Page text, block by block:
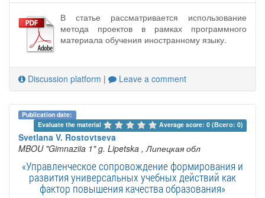
В статье рассматривается использование
метода проектов в рамках программного
материала обучения иностранному языку.
Discussion platform | Leave a comment
Publication date:
Evaluate the material
Average score: 0 (Всего: 0)
Svetlana V. Rostovtseva
MBOU "Gimnaziia 1" g. Lipetska , Липецкая обл
«Управленческое сопровождение формирования и
развития универсальных учебных действий как
фактор повышения качества образования»